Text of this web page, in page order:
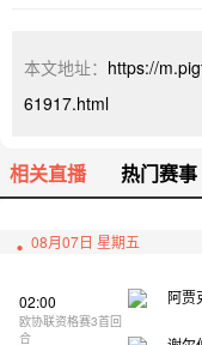
本文地址： https://
61917.html
相关直播 热门赛事
08月07日 星期五
02:00
欧协联资格赛3首回
合
阿贾